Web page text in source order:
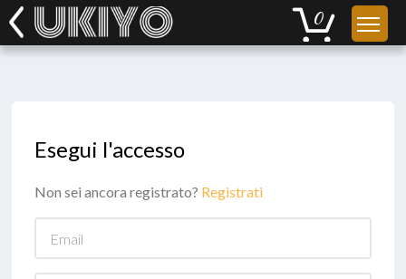
Esegui l'accesso
Non sei ancora registrato? Registrati